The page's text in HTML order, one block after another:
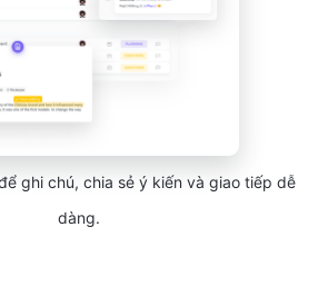
ghi chú, chia sẻ ý kiến và giao tiếp dễ
dàng.